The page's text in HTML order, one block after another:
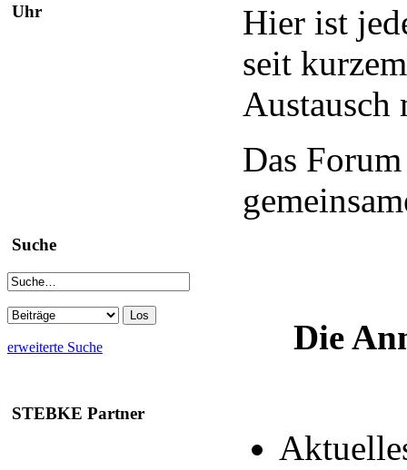
Uhr
Suche
erweiterte Suche
STEBKE Partner
Hier ist
seit
Austausch
Das
Die